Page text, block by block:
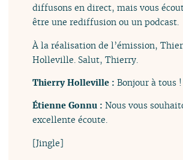
diffusons en direct, mais vous
être une rediffusion ou un podcast.
À la réalisation de l’émission,
Holleville. Salut, Thierry.
Thierry Holleville :Bonjour à tous !
Étienne Gonnu :Nous vous
excellente écoute.
[Jingle]